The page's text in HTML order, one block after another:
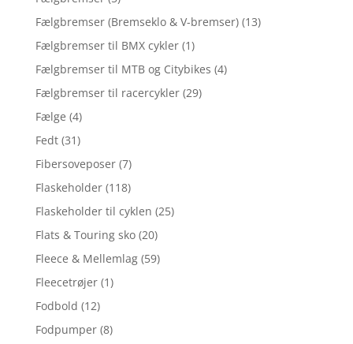
Fælgbremser (Bremseklo & V-bremser) (13)
Fælgbremser til BMX cykler (1)
Fælgbremser til MTB og Citybikes (4)
Fælgbremser til racercykler (29)
Fælge (4)
Fedt (31)
Fibersoveposer (7)
Flaskeholder (118)
Flaskeholder til cyklen (25)
Flats & Touring sko (20)
Fleece & Mellemlag (59)
Fleecetrøjer (1)
Fodbold (12)
Fodpumper (8)